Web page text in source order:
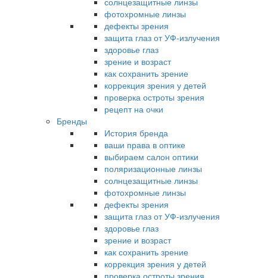
фотохромные линзы
дефекты зрения
защита глаз от УФ-излучения
здоровье глаз
зрение и возраст
как сохранить зрение
коррекция зрения у детей
проверка остроты зрения
рецепт на очки
Бренды
История бренда
ваши права в оптике
выбираем салон оптики
поляризационные линзы
солнцезащитные линзы
фотохромные линзы
дефекты зрения
защита глаз от УФ-излучения
здоровье глаз
зрение и возраст
как сохранить зрение
коррекция зрения у детей